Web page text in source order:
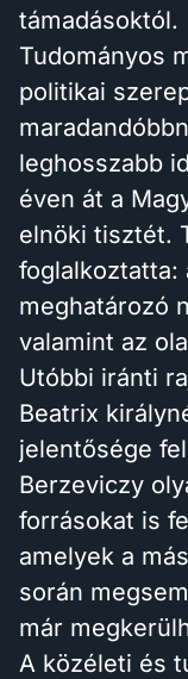
támadásoktól.
Tudományos
politikai
leghosszabb
éven át a
elnöki tisztét.
foglalkoztatta:
meghatározó
valamint az
Utóbbi iránti
Beatrix
jelentősége
Berzeviczy
forrásokat is
amelyek a
során
már
A közéleti és